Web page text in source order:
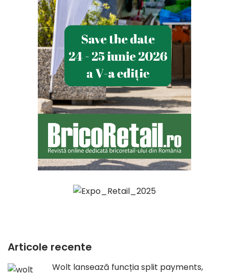
Articole recente
Wolt lansează funcția split payments,